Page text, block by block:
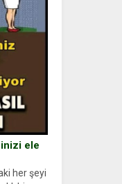
ele
her şeyi